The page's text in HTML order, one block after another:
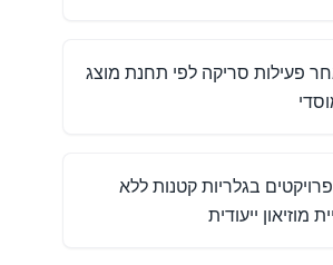
פעילות סריקה לפי תחנת מוצג
בגלריות קטנות ללא
מוזיאון ייעודית